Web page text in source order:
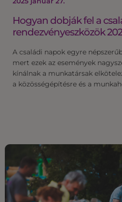
Hogyan dobják fel a
rendezvényeszközök
A családi napok egyre
mert ezek az események
kínálnak a munkatársak
a közösségépítésre és a